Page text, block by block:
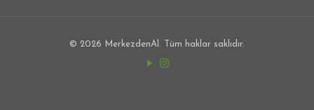
© 2026 MerkezdenAl. Tüm haklar saklıdır.